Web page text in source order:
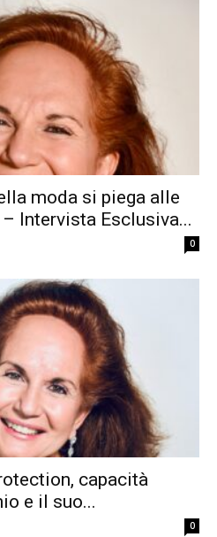
moda si piega alle
Intervista Esclusiva...
0
capacità
e il suo...
0